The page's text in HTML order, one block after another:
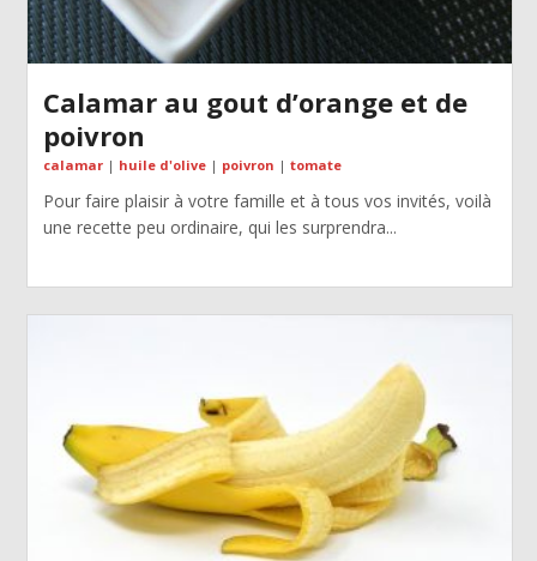
Calamar au gout d’orange et de
poivron
calamar| huile d'olive| poivron | tomate
Pour faire plaisir à votre famille et à tous vos invités, voilà
une recette peu ordinaire, qui les surprendra...